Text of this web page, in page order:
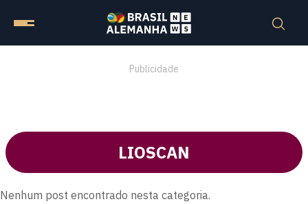
Publicidade
LIOSCAN
Nenhum post encontrado nesta categoria.